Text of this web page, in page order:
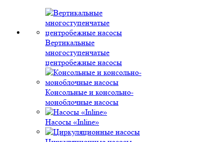
Вертикальные
многоступенчатые
центробежные насосы
Консольные и консольно-
моноблочные насосы
Насосы «Inline»